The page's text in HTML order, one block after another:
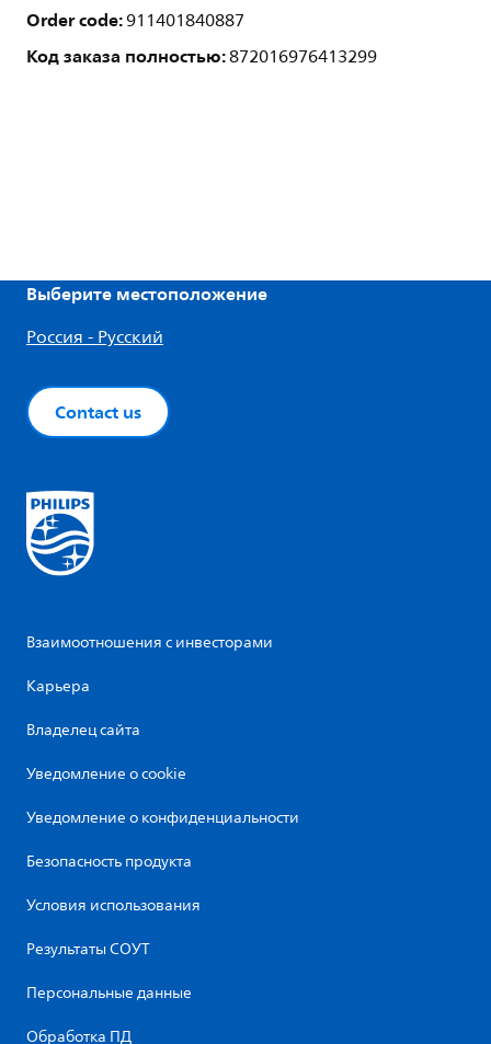
Order code:911401840887
Код заказа полностью:872016976413299
Выберите местоположение
Россия - Русский
Contact us
Взаимоотношения с инвесторами
Карьера
Владелец сайта
Уведомление о cookie
Уведомление о конфиденциальности
Безопасность продукта
Условия использования
Результаты СОУТ
Персональные данные
Обработка ПД